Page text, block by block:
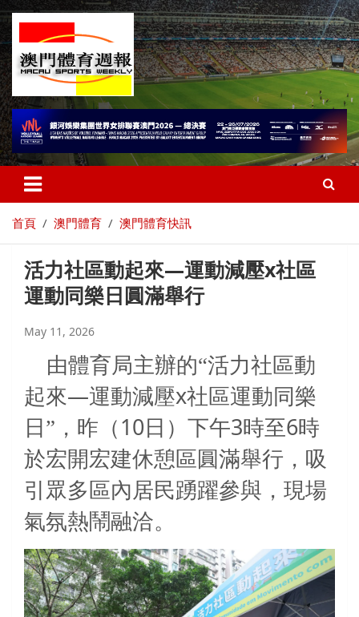
首頁 澳門體育 澳門體育快訊
活力社區動起來—運動減壓x社區
運動同樂日圓滿舉行
May 11, 2026
由體育局主辦的“活力社區動
起來—運動減壓x社區運動同樂
日”，昨（ 10 日）下午3時至6時
於宏開宏建休憩區圓滿舉行，吸
引眾多區內居民踴躍參與，現場
氣氛熱鬧融洽。